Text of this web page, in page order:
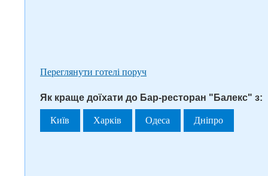
Переглянути готелі поруч
Як краще доїхати до Бар-ресторан "Балекс" з:
Київ Харків Одеса Дніпро